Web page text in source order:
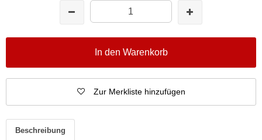
In den Warenkorb
Zur Merkliste hinzufügen
Beschreibung